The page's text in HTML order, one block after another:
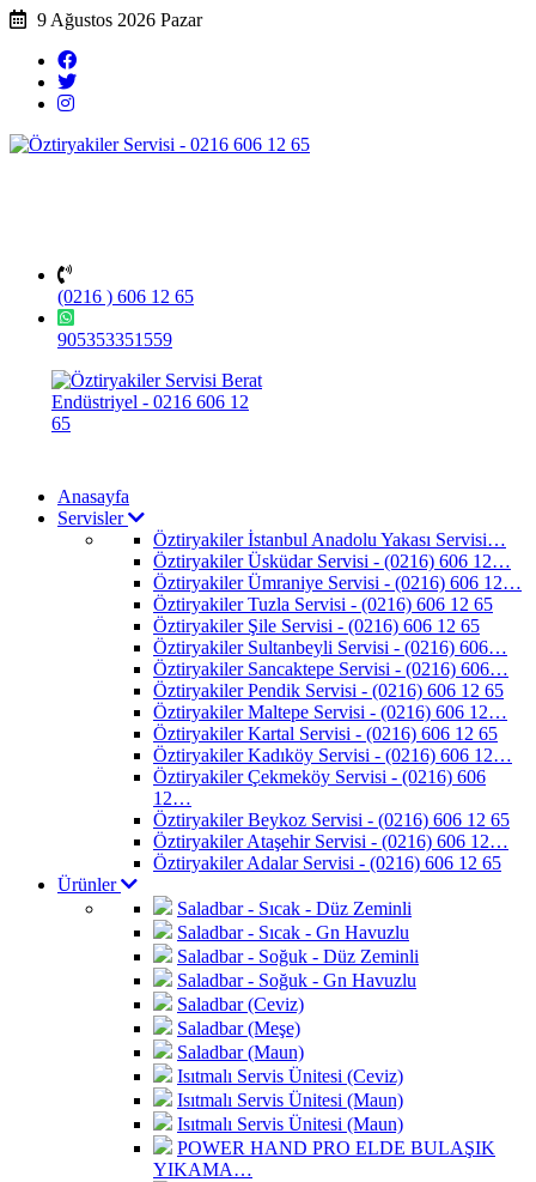
9 Ağustos 2026 Pazar
(0216 ) 606 12 65
905353351559
Anasayfa
Servisler
Öztiryakiler İstanbul Anadolu Yakası Servisi…
Öztiryakiler Üsküdar Servisi - (0216) 606 12…
Öztiryakiler Ümraniye Servisi - (0216) 606 12…
Öztiryakiler Tuzla Servisi - (0216) 606 12 65
Öztiryakiler Şile Servisi - (0216) 606 12 65
Öztiryakiler Sultanbeyli Servisi - (0216) 606…
Öztiryakiler Sancaktepe Servisi - (0216) 606…
Öztiryakiler Pendik Servisi - (0216) 606 12 65
Öztiryakiler Maltepe Servisi - (0216) 606 12…
Öztiryakiler Kartal Servisi - (0216) 606 12 65
Öztiryakiler Kadıköy Servisi - (0216) 606 12…
Öztiryakiler Çekmeköy Servisi - (0216) 606
12…
Öztiryakiler Beykoz Servisi - (0216) 606 12 65
Öztiryakiler Ataşehir Servisi - (0216) 606 12…
Öztiryakiler Adalar Servisi - (0216) 606 12 65
Ürünler
Saladbar - Sıcak - Düz Zeminli
Saladbar - Sıcak - Gn Havuzlu
Saladbar - Soğuk - Düz Zeminli
Saladbar - Soğuk - Gn Havuzlu
Saladbar (Ceviz)
Saladbar (Meşe)
Saladbar (Maun)
Isıtmalı Servis Ünitesi (Ceviz)
Isıtmalı Servis Ünitesi (Maun)
Isıtmalı Servis Ünitesi (Maun)
POWER HAND PRO ELDE BULAŞIK
YIKAMA…